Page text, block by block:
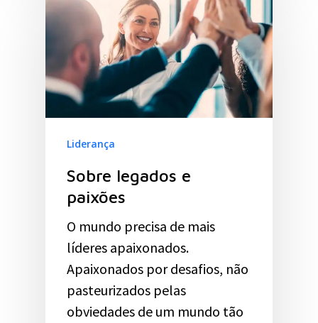
Liderança
Sobre legados e
paixões
O mundo precisa de mais
líderes apaixonados.
Apaixonados por desafios, não
pasteurizados pelas
obviedades de um mundo tão